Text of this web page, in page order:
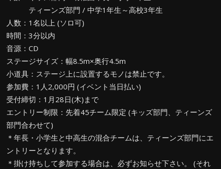
ティーンズ部門 / 中学1年生～高校3年生
人数：1名以上 (ソロ可)
時間：3分以内
音源：CD
ステージサイズ：幅8.5m×奥行4.5m
小道具：ステージ上に設置するモノは禁止です。
参加費：1人2,000円 (イベント当日払い)
受付締切：1月28日(木)まで
エントリー制限：先着45チーム限定 (キッズ部門、ティーンズ
部門合わせて)
＊年長・小学生と中高生の混合チームは、ティーンズ部門にエ
ントリーとなります。
＊掛け持ちして参加する場合は、必ずお知らせ下さい。 (それ